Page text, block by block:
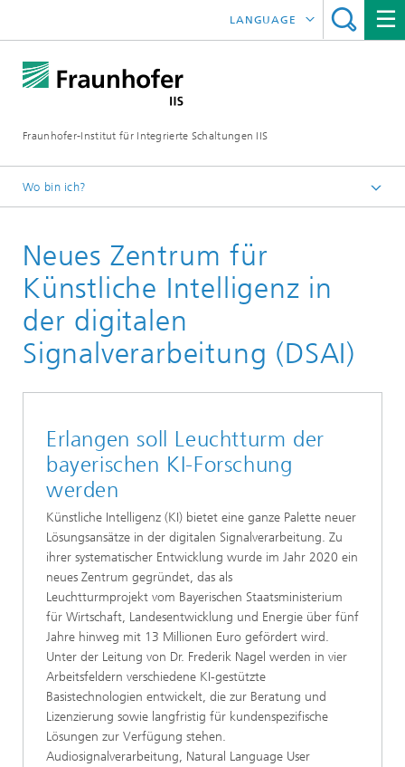
Fraunhofer-Institut für Integrierte Schaltungen IIS
LANGUAGE
中文
Wo bin ich?
Über uns
Das zeichnet uns aus
2021
Neues Zentrum für
Künstliche Intelligenz in
der digitalen
Signalverarbeitung (DSAI)
Erlangen soll Leuchtturm der
bayerischen KI-Forschung
werden
Künstliche Intelligenz (KI) bietet eine ganze Palette neuer
Lösungsansätze in der digitalen Signalverarbeitung. Zu
ihrer systematischer Entwicklung wurde im Jahr 2020 ein
neues Zentrum gegründet, das als
Leuchtturmprojekt vom Bayerischen Staatsministerium
für Wirtschaft, Landesentwicklung und Energie über fünf
Jahre hinweg mit 13 Millionen Euro gefördert wird.
Unter der Leitung von Dr. Frederik Nagel werden in vier
Arbeitsfeldern verschiedene KI-gestützte
Basistechnologien entwickelt, die zur Beratung und
Lizenzierung sowie langfristig für kundenspezifische
Lösungen zur Verfügung stehen.
Audiosignalverarbeitung, Natural Language User